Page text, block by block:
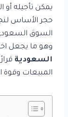
يمكن تأجيله
حجر الأساس
السوق السعودي
وهو ما يجعل
السعودية
المبيعات وقوة